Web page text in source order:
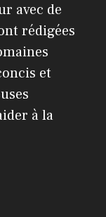
avec de
rédigées
et
à la